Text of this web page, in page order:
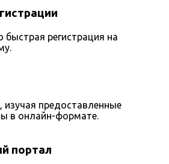
регистрация на
изучая предоставленные
в онлайн-формате.
портал